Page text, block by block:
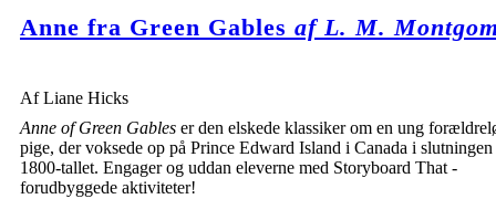
Anne fra Green Gables af L. M.
Af Liane Hicks
Anne of Green Gables er den elskede klassiker om en ung
pige, der voksede op på Prince Edward Island i Canada i slutningen
1800-tallet. Engager og uddan eleverne med Storyboard That -
forudbyggede aktiviteter!